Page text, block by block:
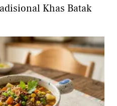
Khas Batak